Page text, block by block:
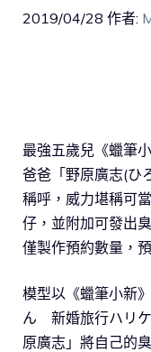
2019/04/28 作者:
最強五歲兒《蠟筆
爸爸「野原廣志(ひ
稱呼，威力堪稱可
仔，並附加可發出
僅製作預約數量，
模型以《蠟筆小新
ん 新婚旅行ハリ
原廣志」將自己的